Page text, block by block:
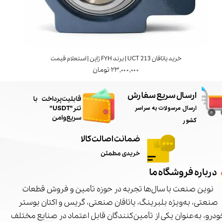
خرید یاتاقان UCT 213 | برند FYH ژاپن | استعلام قیمت
۲۳,۰۰۰,۰۰۰ تومان
ارسال سریع سفارش
ارسال مرسولات به سراسر
کشور
ضمانت اصالت کالا
خریدی مطمئن
درباره فروشگاه ما
نوین صنعت با سال‌ها تجربه در حوزه تأمین و فروش قطعات
صنعتی، به‌ویژه بلبرینگ، یاتاقان صنعتی، گریس و اکتان بوستر
به‌عنوان یکی از تأمین‌کنندگان قابل اعتماد در صنایع مختلف
​قابلیت پرداخت با
تتر"USDT"
سریع و امن